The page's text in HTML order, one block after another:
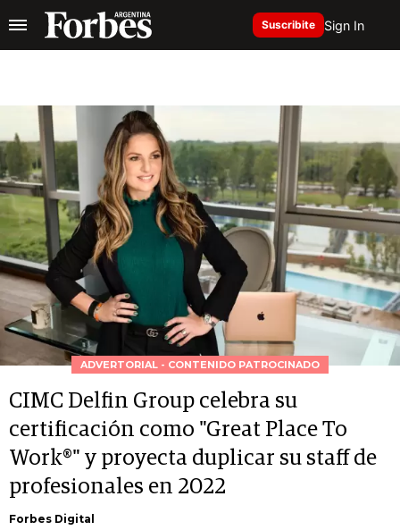
Suscribite Sign In
ADVERTORIAL - CONTENIDO PATROCINADO
CIMC Delfin Group celebra su
certificación como "Great Place To
Work®" y proyecta duplicar su staff de
profesionales en 2022
Forbes Digital